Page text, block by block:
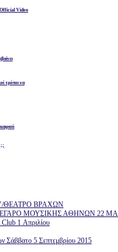
Official Video
τρόποι να
ΘΕΑΤΡΟ ΒΡΑΧΩΝ
ΜΟΥΣΙΚΗΣ ΑΘΗΝΩΝ 22
1 Απριλίου
Σάββατο 5 Σεπτεμβρίου 2015